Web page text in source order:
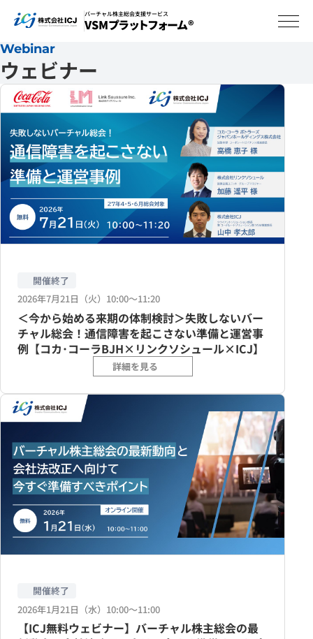
バーチャル株主総会支援サービス
VSMプラットフォーム®
Webinar
ウェビナー
開催終了
2026年7月21日（火）10:00〜11:20
＜今から始める来期の体制検討＞失敗しないバー
チャル総会！通信障害を起こさない準備と運営事
例【コカ･コーラBJH×リンクソシュール×ICJ】
詳細を見る
開催終了
2026年1月21日（水）10:00〜11:00
【ICJ無料ウェビナー】バーチャル株主総会の最